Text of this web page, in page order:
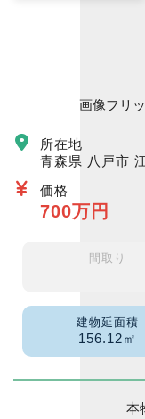
所在地
青森県 八戸市
価格
700万円
間取り
建物延面積
156.12㎡
画像フリ
本